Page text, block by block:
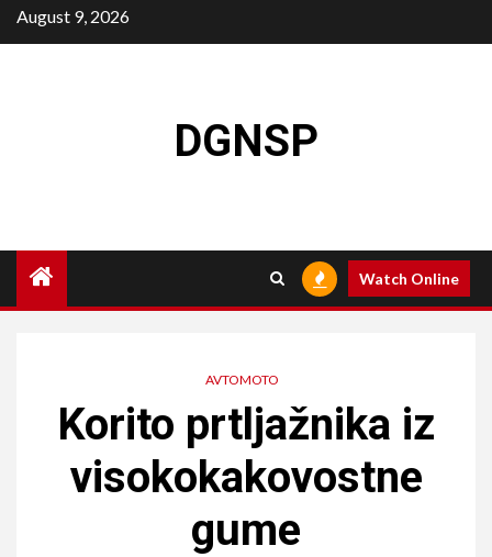
Skip
to
August 9, 2026
DGNSP
Watch Online
AVTOMOTO
Korito prtljažnika iz
visokokakovostne
gume